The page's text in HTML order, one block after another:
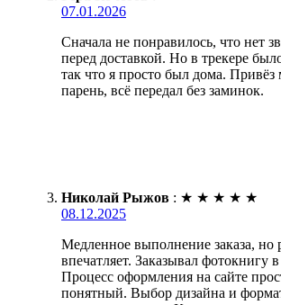
07.01.2026
Сначала не понравилось, что нет
перед доставкой. Но в трекере
так что я просто был дома. Привёз
парень, всё передал без заминок.
Николай Рыжов : ★ ★ ★ ★ ★
08.12.2025
Медленное выполнение заказа, но
впечатляет. Заказывал фотокнигу
Процесс оформления на сайте
понятный. Выбор дизайна и